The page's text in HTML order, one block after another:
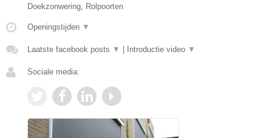
Doekzonwering, Rolpoorten
Openingstijden ▼
Laatste facebook posts ▼ Introductie video ▼
Sociale media: